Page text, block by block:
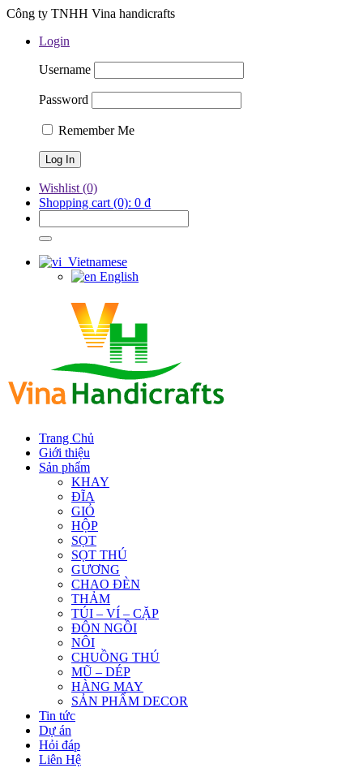
Công ty TNHH Vina handicrafts
Login
Username
Password
Remember Me
Wishlist (0)
Shopping cart (0): 0 ₫
Vietnamese
English
Trang Chủ
Giới thiệu
Sản phẩm
KHAY
ĐĨA
GIỎ
HỘP
SỌT
SỌT THÚ
GƯƠNG
CHAO ĐÈN
THẢM
TÚI – VÍ – CẶP
ĐÔN NGỒI
NÔI
CHUỒNG THÚ
MŨ – DÉP
HÀNG MAY
SẢN PHẨM DECOR
Tin tức
Dự án
Hỏi đáp
Liên Hệ